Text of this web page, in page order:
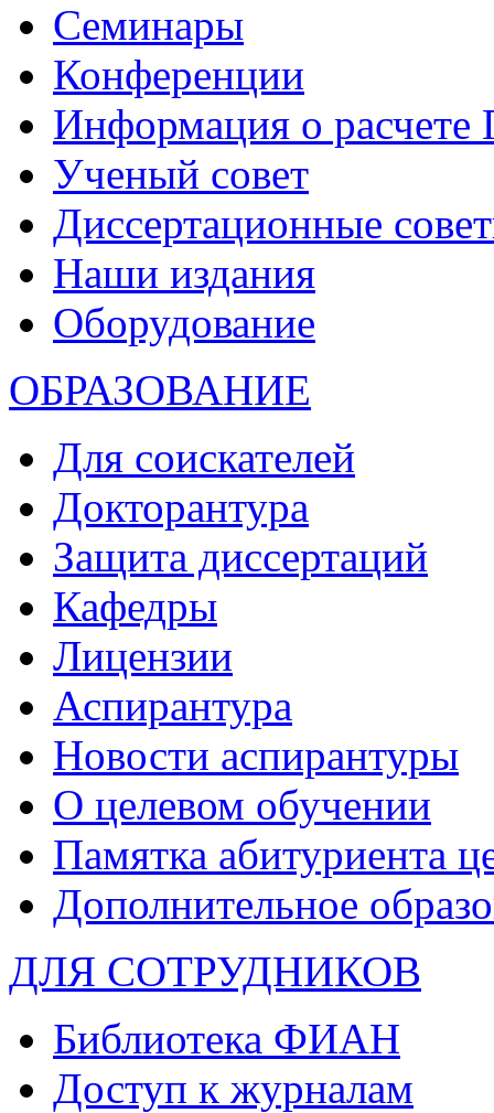
Семинары
Конференции
Информация о
Ученый совет
Диссертационные
Наши издания
Оборудование
ОБРАЗОВАНИЕ
Для соискателей
Докторантура
Защита диссертаций
Кафедры
Лицензии
Аспирантура
Новости аспирантуры
О целевом обучении
Памятка абитуриента
Дополнительное
ДЛЯ СОТРУДНИКОВ
Библиотека ФИАН
Доступ к журналам